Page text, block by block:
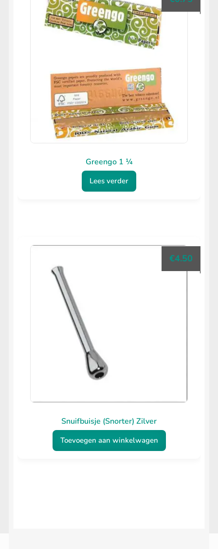
Greengo 1 ¼
Lees verder
Snuifbuisje (Snorter) Zilver
€4.50
Toevoegen aan winkelwagen